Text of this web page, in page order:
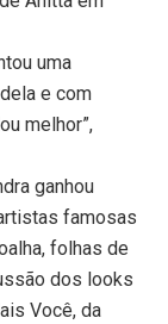
uma
e com
melhor”,
ganhou
famosas
folhas de
dos looks
Você, da